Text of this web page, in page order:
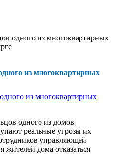
одного из многоквартирных
из многоквартирных
одного из домов
реальные угрозы их
управляющей
жителей дома отказаться